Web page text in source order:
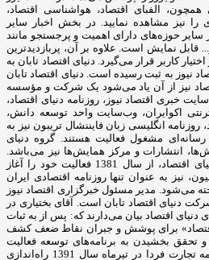
الفبای اقتصاد، هواشناسی اقتصاد،
را نیز مشاهده نمایید. در بخش اخبار سایر
سایر حوزه‌های دارای اهمیت و پرجستجو مانند
قابل نمایش است. علاوه بر آن، پربازدیدترین
کاربر قرار می‌گیرد. دنیای اقتصاد تابان به
نیوز به ثبت رسیده است. دنیای اقتصاد تابان
نیز از آن یاد می‌شود یک شرکت و مؤسسه
خبری اقتصاد نیوز، روزنامه دنیای اقتصاد،
اکوایران، وب‌سایت واحد توسعه دانش،
انگلیسی ‌زبان فایننشال تریبون نیز به
مشغول فعالیت هستند. گروه دنیای
انتشارات و مرکز همایش‌ها نیز می‌باشد.
اولین زیرمجموعه این هلدینگ، دنیای اقتصاد، از سال 1381 فعالیت خود را آغاز
نیز به عنوان تنها روزنامه اقتصادی ایران
می‌شود. مدیر مسئول خبرگزاری اقتصاد نیوز
دنیای اقتصاد تابان است. آقای بختیاری در
اقتصاد بیان می‌دارند که: پس از به ثبات
برای پوشش و جبران نقاط ضعف کشف
تحقق بخشیدن به برنامه‌های توسعه فعالیت
خود، تصمیم گرفته شد تا هفته نامه تجارت فردا در تیرماه سال 1391 راه‌اندازی